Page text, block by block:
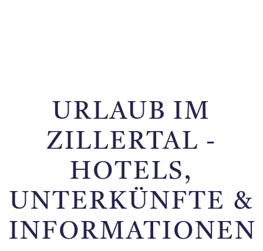
URLAUB IM
ZILLERTAL -
HOTELS,
UNTERKÜNFTE &
INFORMATIONEN